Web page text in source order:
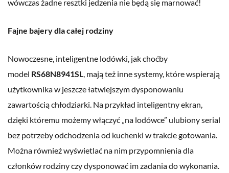
wówczas żadne resztki jedzenia nie będą się marnować!
Fajne bajery dla całej rodziny
Nowoczesne, inteligentne lodówki, jak choćby
model RS68N8941SL, mają też inne systemy, które wspierają
użytkownika w jeszcze łatwiejszym dysponowaniu
zawartością chłodziarki. Na przykład inteligentny ekran,
dzięki któremu możemy włączyć „na lodówce” ulubiony serial
bez potrzeby odchodzenia od kuchenki w trakcie gotowania.
Można również wyświetlać na nim przypomnienia dla
członków rodziny czy dysponować im zadania do wykonania.